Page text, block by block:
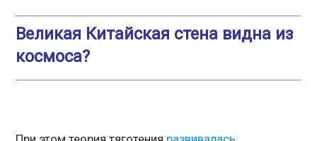
Великая Китайская стена видна из
космоса?